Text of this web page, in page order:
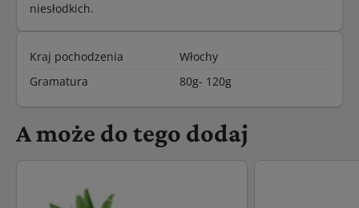
niesłodkich.
Kraj pochodzenia
Włochy
Gramatura
80g- 120g
A może do tego dodaj